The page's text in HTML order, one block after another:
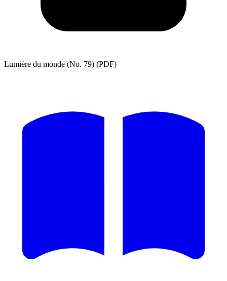
Lumière du monde (No. 79) (PDF)